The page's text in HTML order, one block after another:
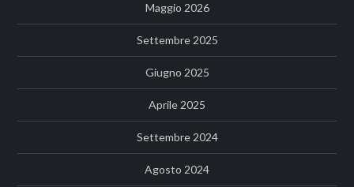
Maggio 2026
Settembre 2025
Giugno 2025
Aprile 2025
Settembre 2024
Agosto 2024